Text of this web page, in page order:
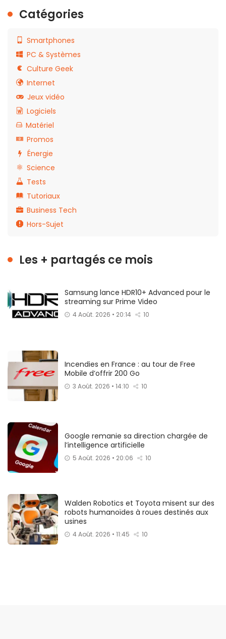
Catégories
Smartphones
PC & Systèmes
Culture Geek
Internet
Jeux vidéo
Logiciels
Matériel
Promos
Énergie
Science
Tests
Tutoriaux
Business Tech
Hors-Sujet
Les + partagés ce mois
Samsung lance HDR10+ Advanced pour le
streaming sur Prime Video
4 Août. 2026 • 20:14 10
Incendies en France : au tour de Free
Mobile d’offrir 200 Go
3 Août. 2026 • 14:10 10
Google remanie sa direction chargée de
l’intelligence artificielle
5 Août. 2026 • 20:06 10
Walden Robotics et Toyota misent sur des
robots humanoïdes à roues destinés aux
usines
4 Août. 2026 • 11:45 10